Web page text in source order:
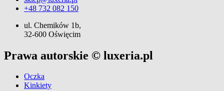
+48 732 082 150
ul. Chemików 1b,
32-600 Oświęcim
Prawa autorskie © luxeria.pl
Oczka
Kinkiety